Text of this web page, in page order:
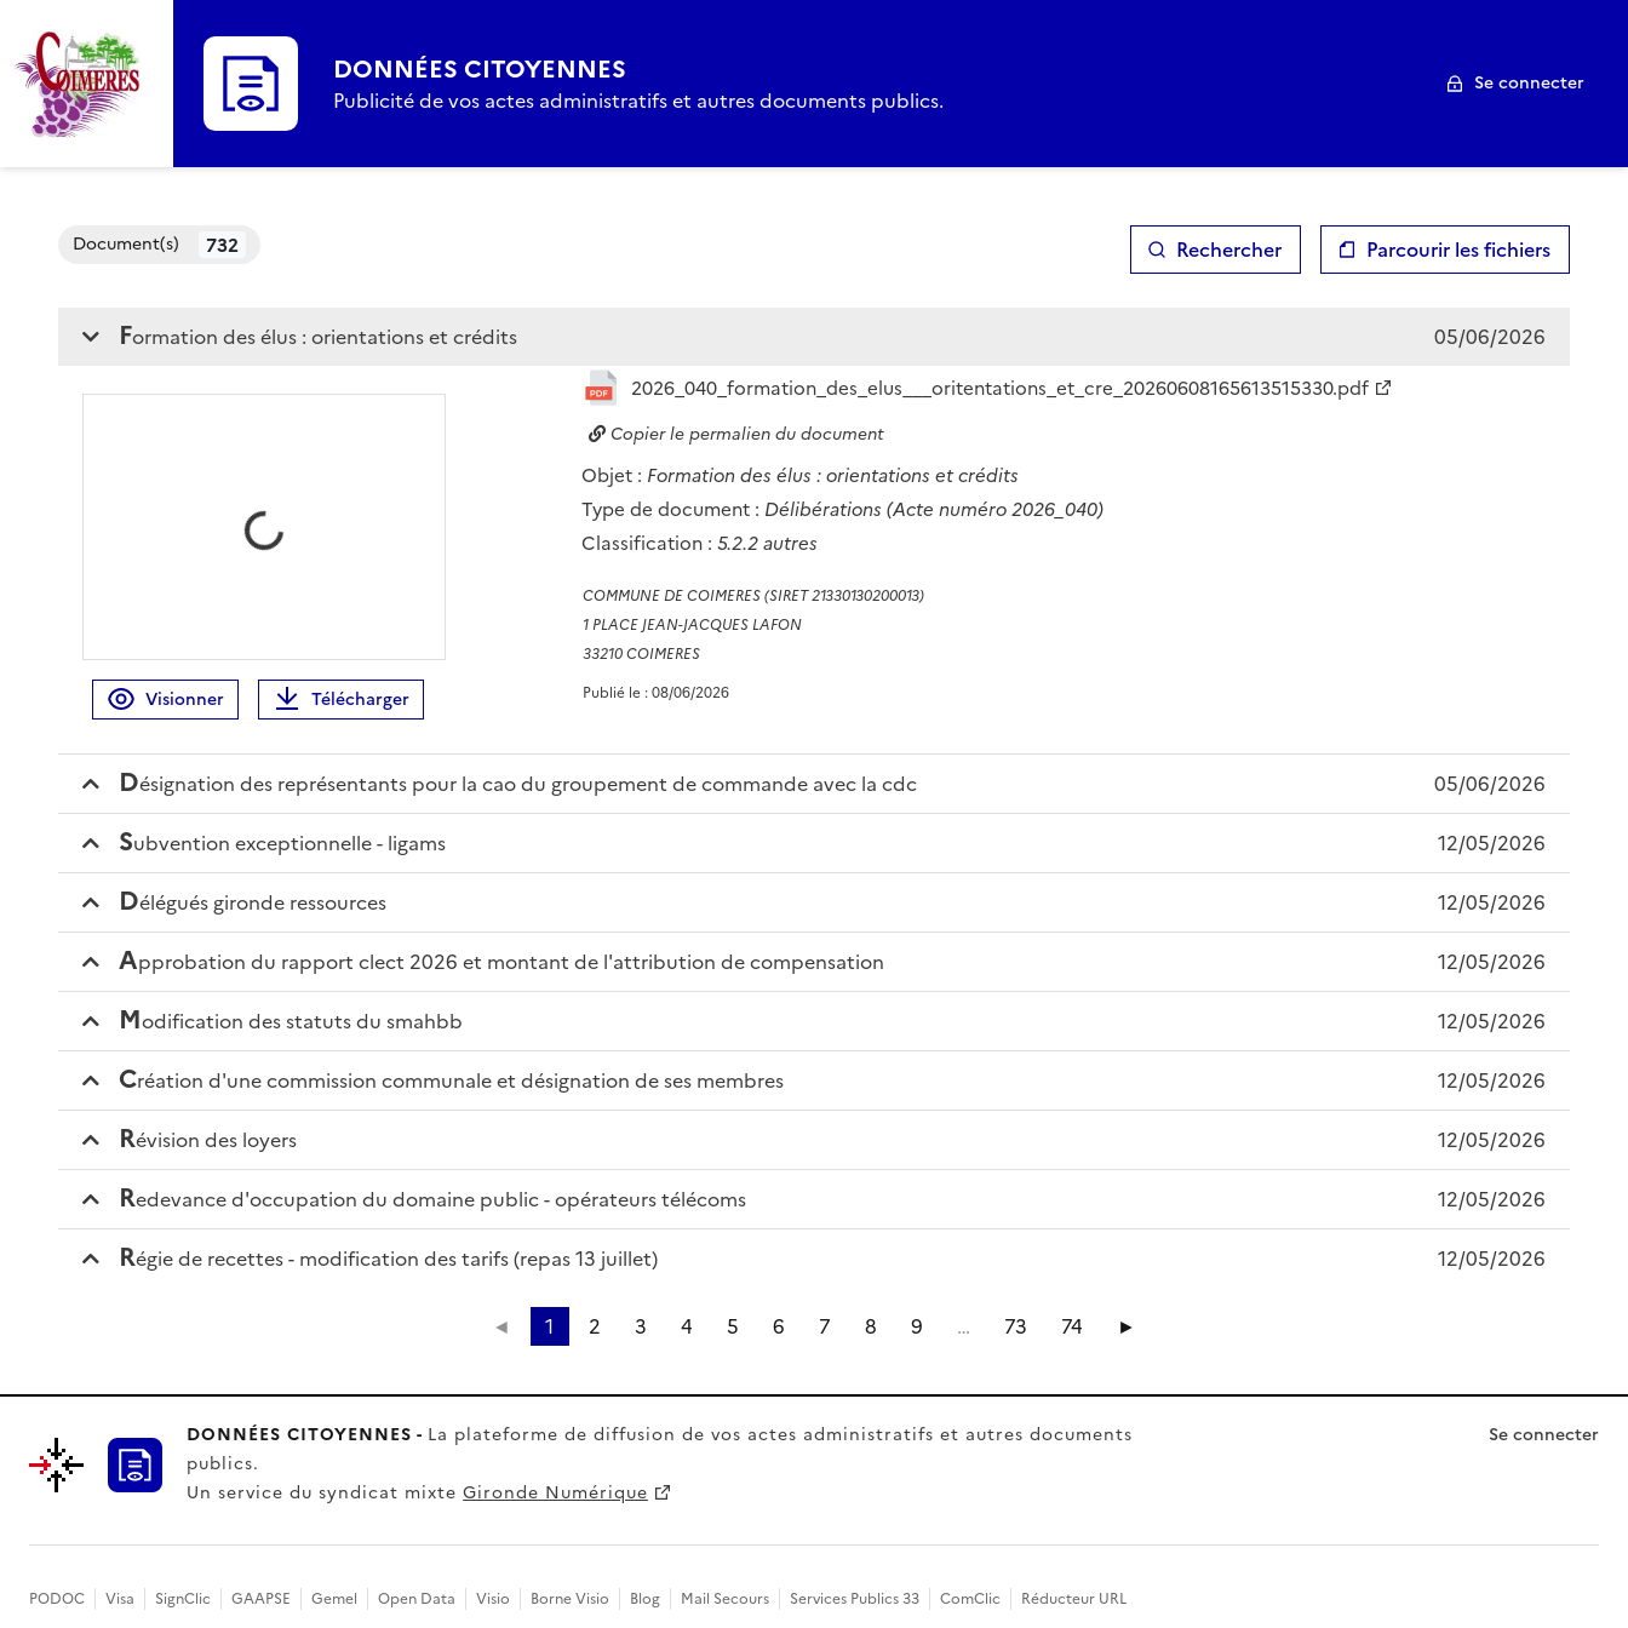
DONNÉES CITOYENNES
Publicité de vos actes administratifs et autres documents publics.
Se connecter
Document(s) 732 Parcourir les fichiers
Rechercher
formation des élus : orientations et crédits 05/06/2026
Chargement, veuillez patienter...
Visionner Télécharger
2026_040_formation_des_elus___oritentations_et_cre_20260608165613515330.pdf
Copier le permalien du document
Objet : Formation des élus : orientations et crédits
Type de document : Délibérations (Acte numéro 2026_040)
Classification : 5.2.2 autres
COMMUNE DE COIMERES (SIRET 21330130200013)
1 PLACE JEAN-JACQUES LAFON
33210 COIMERES
Publié le : 08/06/2026
désignation des représentants pour la cao du groupement de commande avec la cdc 05/06/2026
subvention exceptionnelle - ligams 12/05/2026
délégués gironde ressources 12/05/2026
approbation du rapport clect 2026 et montant de l'attribution de compensation 12/05/2026
modification des statuts du smahbb 12/05/2026
création d'une commission communale et désignation de ses membres 12/05/2026
révision des loyers 12/05/2026
redevance d'occupation du domaine public - opérateurs télécoms 12/05/2026
régie de recettes - modification des tarifs (repas 13 juillet) 12/05/2026
◄ 1 2 3 4 5 6 7 8 9 … 73 74 ►
DONNÉES CITOYENNES - La plateforme de diffusion de vos actes administratifs et autres documents
publics.
Un service du syndicat mixteGironde Numérique
Se connecter
PODOC Visa SignClic GAAPSE Gemel Open Data Visio Borne Visio Blog Mail Secours Services Publics 33 ComClic Réducteur URL